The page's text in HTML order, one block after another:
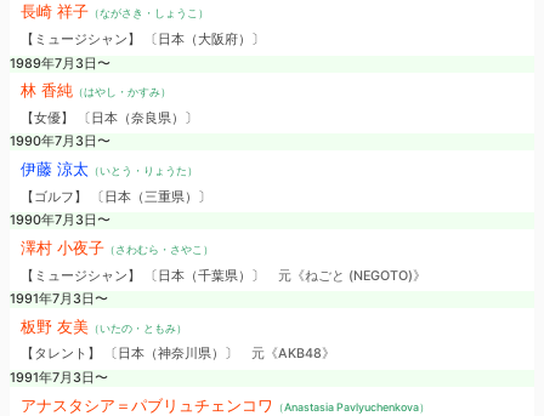
長崎 祥子（ながさき・しょうこ）
【ミュージシャン】 〔日本（大阪府）〕
1989年7月3日〜
林 香純（はやし・かすみ）
【女優】 〔日本（奈良県）〕
1990年7月3日〜
伊藤 涼太（いとう・りょうた）
【ゴルフ】 〔日本（三重県）〕
1990年7月3日〜
澤村 小夜子（さわむら・さやこ）
【ミュージシャン】 〔日本（千葉県）〕 元《ねごと (NEGOTO)》
1991年7月3日〜
板野 友美（いたの・ともみ）
【タレント】 〔日本（神奈川県）〕 元《AKB48》
1991年7月3日〜
アナスタシア＝パブリュチェンコワ （Anastasia Pavlyuchenkova）